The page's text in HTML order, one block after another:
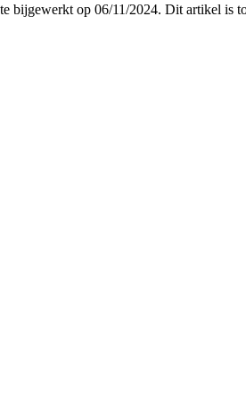
bijgewerkt op 06/11/2024. Dit artikel is